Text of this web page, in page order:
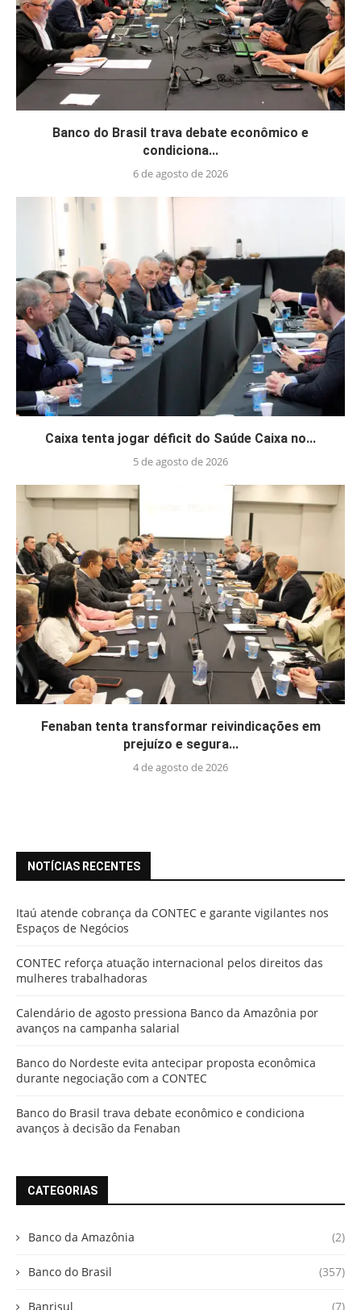
Banco do Brasil trava debate econômico e
condiciona...
6 de agosto de 2026
Caixa tenta jogar déficit do Saúde Caixa no...
5 de agosto de 2026
Fenaban tenta transformar reivindicações em
prejuízo e segura...
4 de agosto de 2026
NOTÍCIAS RECENTES
Itaú atende cobrança da CONTEC e garante vigilantes nos
Espaços de Negócios
CONTEC reforça atuação internacional pelos direitos das
mulheres trabalhadoras
Calendário de agosto pressiona Banco da Amazônia por
avanços na campanha salarial
Banco do Nordeste evita antecipar proposta econômica
durante negociação com a CONTEC
Banco do Brasil trava debate econômico e condiciona
avanços à decisão da Fenaban
CATEGORIAS
Banco da Amazônia (2)
Banco do Brasil (357)
Banrisul (7)